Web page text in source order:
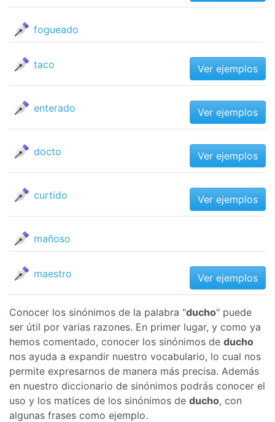
fogueado
taco Ver ejemplos
enterado Ver ejemplos
docto Ver ejemplos
curtido Ver ejemplos
mañoso
maestro Ver ejemplos
Conocer los sinónimos de la palabra "ducho" puede
ser útil por varias razones. En primer lugar, y como ya
hemos comentado, conocer los sinónimos de ducho
nos ayuda a expandir nuestro vocabulario, lo cual nos
permite expresarnos de manera más precisa. Además
en nuestro diccionario de sinónimos podrás conocer el
uso y los matices de los sinónimos de ducho, con
algunas frases como ejemplo.